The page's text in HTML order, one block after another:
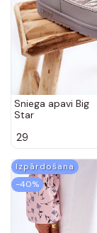
Sniega apavi Big
Star
29
Izpārdošana
-40%